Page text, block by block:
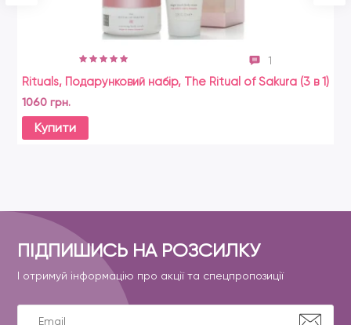
1
Rituals, Подарунковий набір, The Ritual of Sakura (3 в 1)
1060 грн.
Купити
ПІДПИШИСЬ НА РОЗСИЛКУ
І отримуй інформацію про акції та спецпропозиції